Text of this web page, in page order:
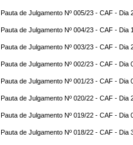
Pauta de Julgamento Nº 005/23 - CAF - Dia
Pauta de Julgamento Nº 004/23 - CAF - Dia
Pauta de Julgamento Nº 003/23 - CAF - Dia
Pauta de Julgamento Nº 002/23 - CAF - Dia
Pauta de Julgamento Nº 001/23 - CAF - Dia
Pauta de Julgamento Nº 020/22 - CAF - Dia
Pauta de Julgamento Nº 019/22 - CAF - Dia
Pauta de Julgamento Nº 018/22 - CAF - Dia